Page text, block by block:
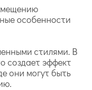
особенности
стилями. В
создает эффект
они могут быть